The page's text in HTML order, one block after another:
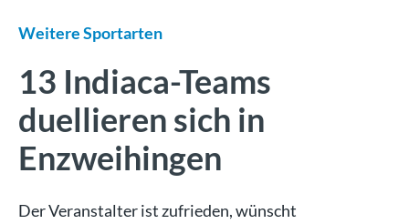
Weitere Sportarten
13 Indiaca-Teams
duellieren sich in
Enzweihingen
Der Veranstalter ist zufrieden, wünscht